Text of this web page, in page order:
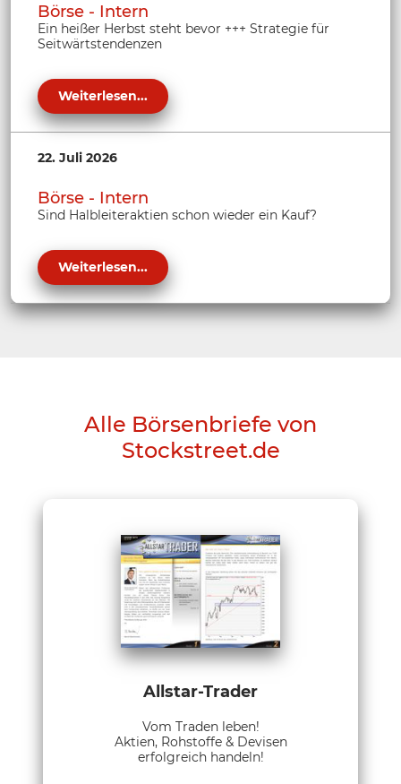
Börse - Intern
Ein heißer Herbst steht bevor +++ Strategie für
Seitwärtstendenzen
Weiterlesen...
22. Juli 2026
Börse - Intern
Sind Halbleiteraktien schon wieder ein Kauf?
Weiterlesen...
Alle Börsenbriefe von
Stockstreet.de
Allstar-Trader
Vom Traden leben!
Aktien, Rohstoffe & Devisen
erfolgreich handeln!